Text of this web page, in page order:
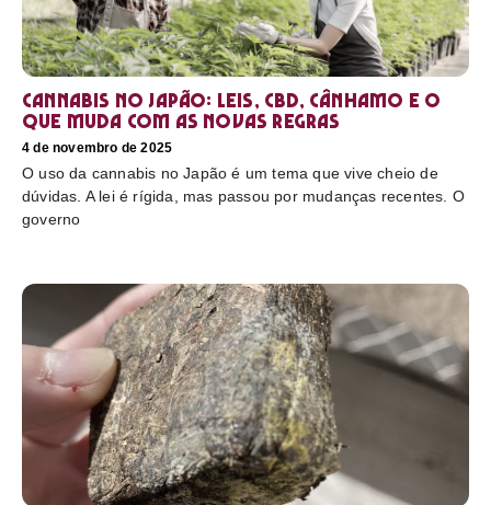
Cannabis no Japão: leis, CBD, cânhamo e o
que muda com as novas regras
4 de novembro de 2025
O uso da cannabis no Japão é um tema que vive cheio de
dúvidas. A lei é rígida, mas passou por mudanças recentes. O
governo